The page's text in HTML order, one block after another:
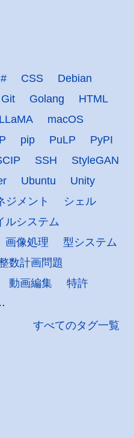
CSS
Debian
Git Golang
HTML
LLaMA
macOS
pip PuLP
PyPI
SSH
StyleGAN
Ubuntu
Unity
ジメント
シェル
ルシステム
画像処理
型システム
数計画問題
動画編集
特許
すべてのタグ一覧